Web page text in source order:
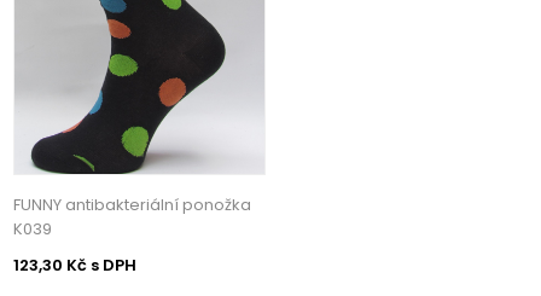
FUNNY antibakteriální ponožka
K039
123,30 Kč s DPH